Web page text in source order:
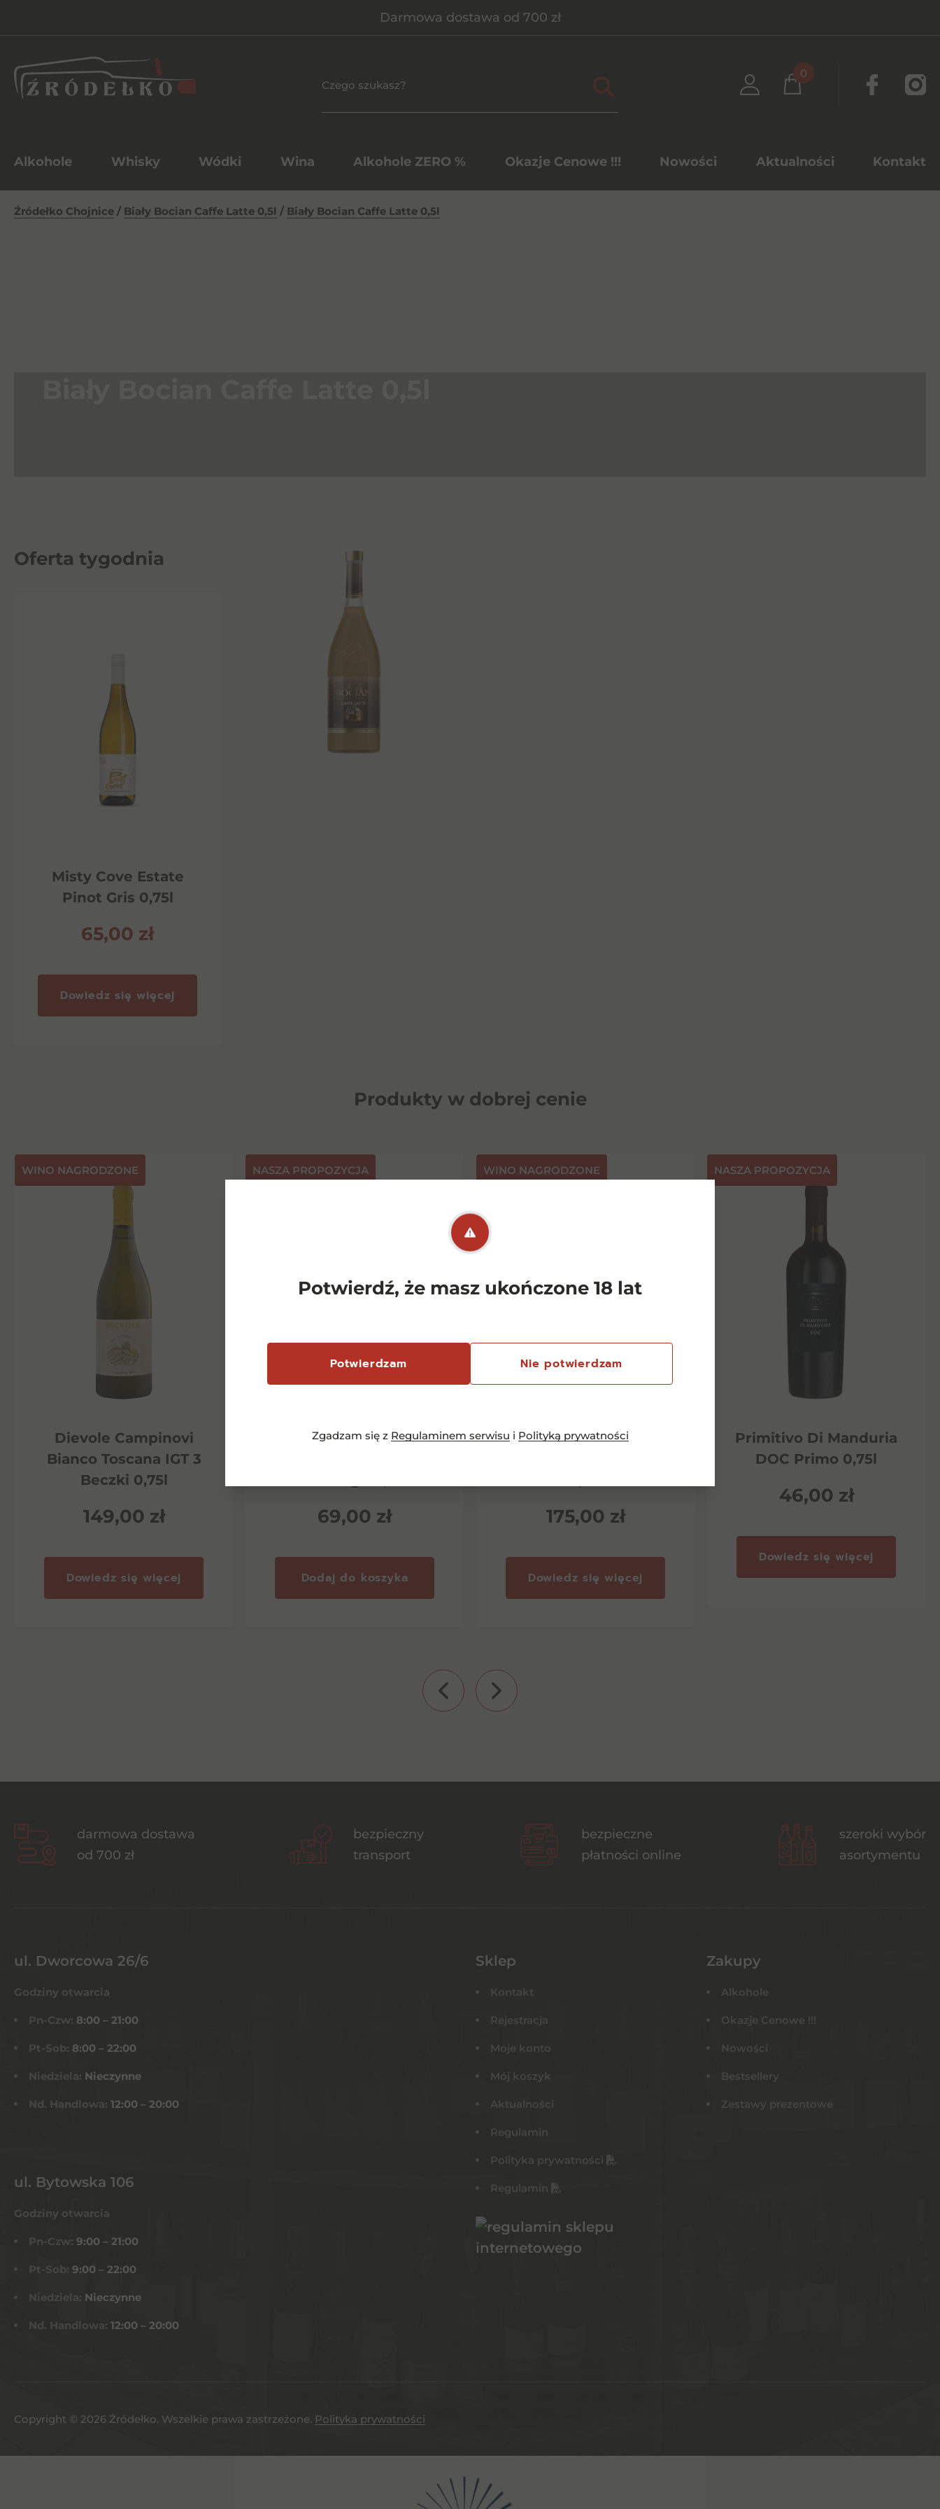
Potwierdź, że masz ukończone 18 lat
Potwierdzam Nie potwierdzam
Zgadzam się z Regulaminem serwisu i Polityką prywatności
Darmowa dostawa od 700 zł
0
Alkohole Whisky Wódki Wina Alkohole ZERO % Okazje Cenowe !!! Nowości Aktualności Kontakt
Źródełko Chojnice / Biały Bocian Caffe Latte 0,5l / Biały Bocian Caffe Latte 0,5l
Oferta tygodnia
Misty Cove Estate
Pinot Gris 0,75l
65,00 zł
Dowiedz się więcej
Produkty w dobrej cenie
⁠WINO NAGRODZONE
Dievole Campinovi
Bianco Toscana IGT 3
Beczki 0,75l
149,00 zł
Dowiedz się więcej
NASZA PROPOZYCJA
Diemersfontein
69,00 zł
Dodaj do koszyka
⁠WINO NAGRODZONE
Chianti Classico Riserva
175,00 zł
Dowiedz się więcej
NASZA PROPOZYCJA
Primitivo Di Manduria
DOC Primo 0,75l
46,00 zł
Dowiedz się więcej
darmowa dostawa
od 700 zł
bezpieczny
transport
bezpieczne
płatności online
szeroki wybór
asortymentu
ul. Dworcowa 26/6
Godziny otwarcia
Pn-Czw: 8:00 – 21:00
Pt-Sob: 8:00 – 22:00
Niedziela: Nieczynne
Nd. Handlowa: 12:00 – 20:00
ul. Bytowska 106
Godziny otwarcia
Pn-Czw: 9:00 – 21:00
Pt-Sob: 9:00 – 22:00
Niedziela: Nieczynne
Nd. Handlowa: 12:00 – 20:00
Sklep
Kontakt
Rejestracja
Moje konto
Mój koszyk
Aktualności
Regulamin
Polityka prywatności
Regulamin
Zakupy
Alkohole
Okazje Cenowe !!!
Nowości
Bestsellery
Zestawy prezentowe
Copyright © 2026 Żródełko. Wszelkie prawa zastrzeżone. Polityka prywatności